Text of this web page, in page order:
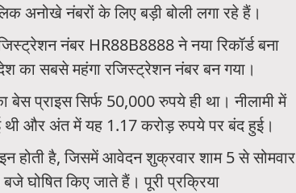
अनोखे नंबरों के लिए बड़ी बोली लगा रहे हैं।
नंबर HR88B8888 ने नया रिकॉर्ड बना
का सबसे महंगा रजिस्ट्रेशन नंबर बन गया।
प्राइस सिर्फ 50,000 रुपये ही था। नीलामी में
और अंत में यह 1.17 करोड़ रुपये पर बंद हुई।
होती है, जिसमें आवेदन शुक्रवार शाम 5 से सोमवार
घोषित किए जाते हैं। पूरी प्रक्रिया